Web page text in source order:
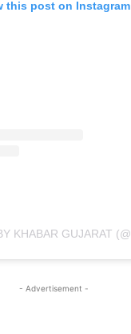
this post on Instagram
- Advertisement -